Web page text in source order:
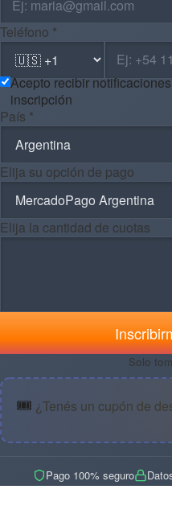
Teléfono *
Acepto recibir
inscripción
País *
Elija su opción de pago
Elija la cantidad de cuotas
Solo
🎟️ ¿Tenés un cupón de
Pago 100% seguro